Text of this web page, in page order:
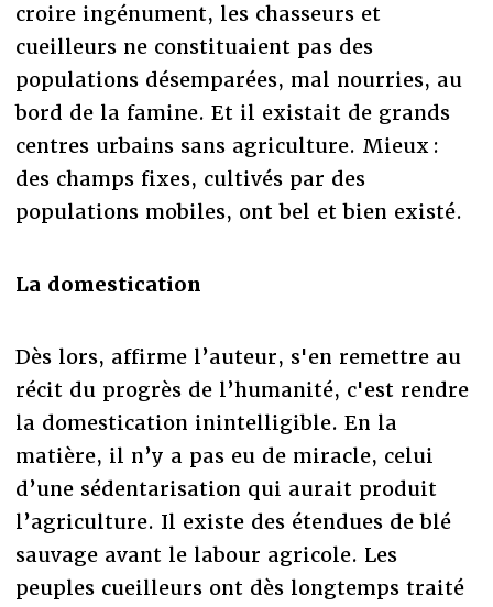
croire ingénument, les chasseurs et
cueilleurs ne constituaient pas des
populations désemparées, mal nourries, au
bord de la famine. Et il existait de grands
centres urbains sans agriculture. Mieux :
des champs fixes, cultivés par des
populations mobiles, ont bel et bien existé.
La domestication
Dès lors, affirme l’auteur, s'en remettre au
récit du progrès de l’humanité, c'est rendre
la domestication inintelligible. En la
matière, il n’y a pas eu de miracle, celui
d’une sédentarisation qui aurait produit
l’agriculture. Il existe des étendues de blé
sauvage avant le labour agricole. Les
peuples cueilleurs ont dès longtemps traité